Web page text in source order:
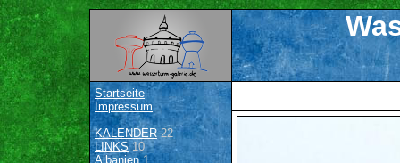
Startseite
Impressum
KALENDER22
LINKS10
Albanien1